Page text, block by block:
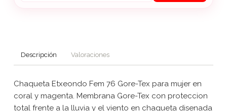
Descripción Valoraciones
Chaqueta Etxeondo Fem 76 Gore-Tex para mujer en
coral y magenta. Membrana Gore-Tex con proteccion
total frente a la lluvia y el viento en chaqueta disenada